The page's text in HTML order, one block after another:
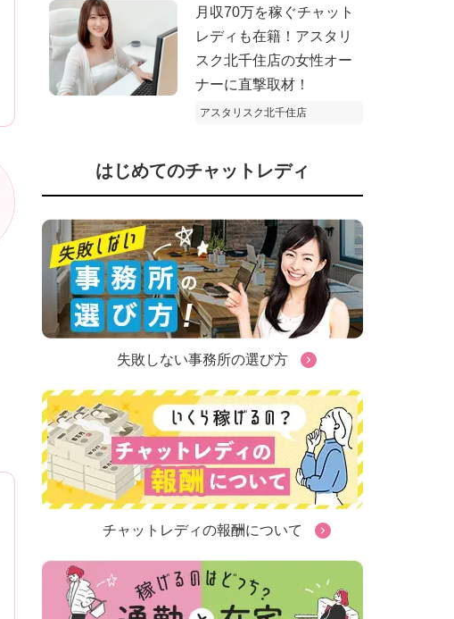
月収70万を稼ぐチャット
レディも在籍！アスタリ
スク北千住店の女性オー
ナーに直撃取材！
アスタリスク北千住店
はじめてのチャットレディ
失敗しない事務所の選び方
チャットレディの報酬について